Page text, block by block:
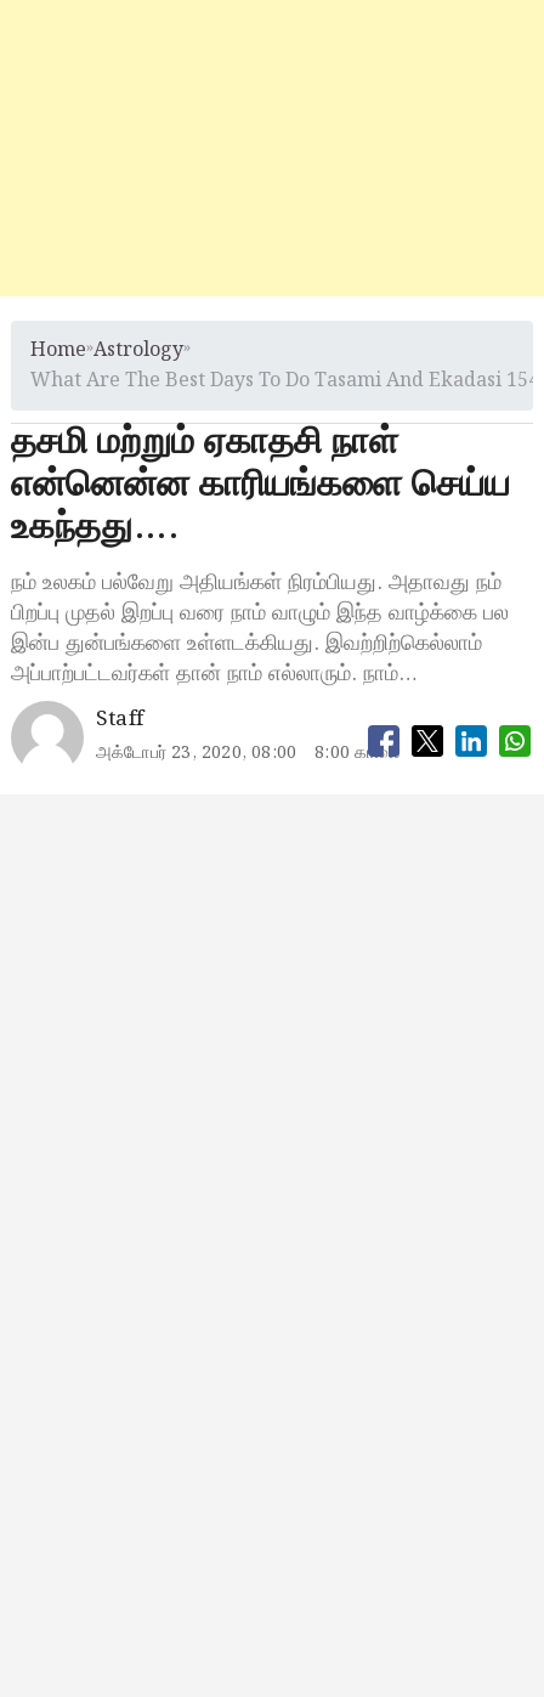
Home»Astrology»
What Are The Best Days To Do Tasami And Ekadasi
தசமி மற்றும் ஏகாதசி நாள்
என்னென்ன காரியங்களை செய்ய
உகந்தது….
நம் உலகம் பல்வேறு அதியங்கள் நிரம்பியது. அதாவது நம்
பிறப்பு முதல் இறப்பு வரை நாம் வாழும் இந்த வாழ்க்கை பல
இன்ப துன்பங்களை உள்ளடக்கியது. இவற்றிற்கெல்லாம்
அப்பாற்பட்டவர்கள் தான் நாம் எல்லாரும். நாம்…
Staff
அக்டோபர் 23, 2020, 08:00 8:00 காலை